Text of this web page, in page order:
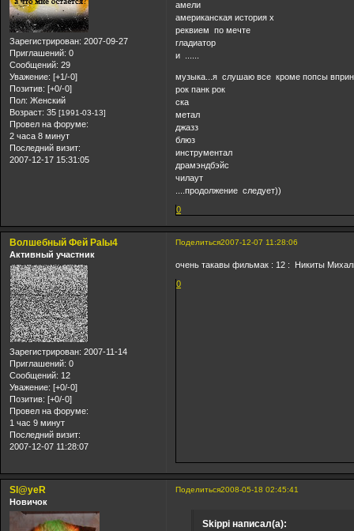
Зарегистрирован: 2007-09-27
Приглашений: 0
Сообщений: 29
Уважение: [+1/-0]
Позитив: [+0/-0]
Пол: Женский
Возраст: 35 [1991-03-13]
Провел на форуме:
2 часа 8 минут
Последний визит:
2007-12-17 15:31:05
амели
американская история х
реквием по мечте
гладиатор
и ......
музыка...я слушаю все кроме попсы
рок панк рок
ска
метал
джазз
блюз
инструментал
драмэндбэйс
чилаут
....продолжение следует))
0
Поделиться2007-12-07 11:28:06
Волшебный Фей Palы4
Активный участник
Зарегистрирован: 2007-11-14
Приглашений: 0
Сообщений: 12
Уважение: [+0/-0]
Позитив: [+0/-0]
Провел на форуме:
1 час 9 минут
Последний визит:
2007-12-07 11:28:07
очень такавы фильмак : 12 : Никиты
0
Поделиться2008-05-18 02:45:41
Sl@yeR
Новичок
Skippi написал(а):